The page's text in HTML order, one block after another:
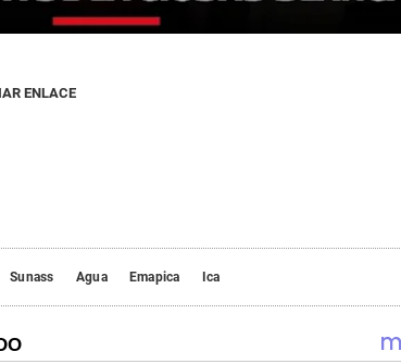
ENLACE
Sunass Agua Emapica Ica